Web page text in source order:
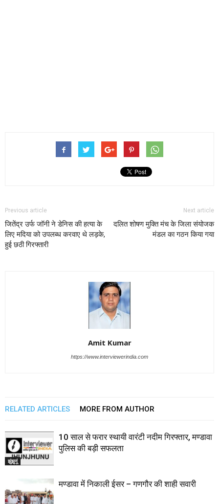
Previous article
जितेंद्र उर्फ जॉनी ने डेनिस की हत्या के
लिए मदिया को उपलब्ध करवाए थे लड़के,
हुई छठी गिरफ्तारी
Next article
दलित शोषण मुक्ति मंच के जिला संयोजक
मंडल का गठन किया गया
Amit Kumar
https://www.interviewerindia.com
RELATED ARTICLES MORE FROM AUTHOR
झुंझुनूं
10 साल से फरार स्थायी वारंटी नदीम गिरफ्तार, मण्डावा
पुलिस की बड़ी सफलता
मण्डावा में निकाली ईसर – गणगौर की शाही सवारी